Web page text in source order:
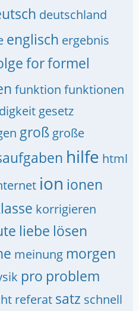
deutschland
englisch ergebnis
forformel
funktion funktionen
gesetz
groß große
hilfe html
ion ionen
korrigieren
liebe lösen
meinung morgen
pro problem
referat satz schnell